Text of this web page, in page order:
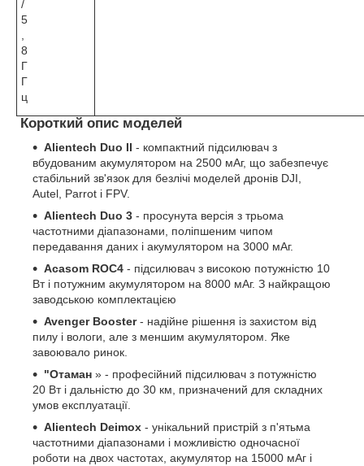
/
5
8
Г
Г
ц
Короткий опис моделей
Alientech Duo II - компактний підсилювач з
вбудованим акумулятором на 2500 мАг, що забезпечує
стабільний зв'язок для безлічі моделей дронів DJI,
Autel, Parrot і FPV.
Alientech Duo 3 - просунута версія з трьома
частотними діапазонами, поліпшеним чипом
передавання даних і акумулятором на 3000 мАг.
Acasom ROC4 - підсилювач з високою потужністю 10
Вт і потужним акумулятором на 8000 мАг. З найкращою
заводською комплектацією
Avenger Booster- надійне рішення із захистом від
пилу і вологи, але з меншим акумулятором. Яке
завоювало ринок.
"Отаман » - професійний підсилювач з потужністю
20 Вт і дальністю до 30 км, призначений для складних
умов експлуатації.
Alientech Deimox - унікальний пристрій з п'ятьма
частотними діапазонами і можливістю одночасної
роботи на двох частотах, акумулятор на 15000 мАг і